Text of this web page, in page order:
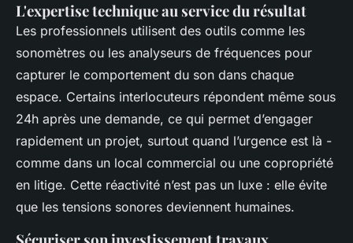
L'expertise technique au service du résultat
Les professionnels utilisent des outils comme les
sonomètres ou les analyseurs de fréquences pour
capturer le comportement du son dans chaque
espace. Certains interlocuteurs répondent même sous
24h après une demande, ce qui permet d’engager
rapidement un projet, surtout quand l’urgence est là -
comme dans un local commercial ou une copropriété
en litige. Cette réactivité n’est pas un luxe : elle évite
que les tensions sonores deviennent humaines.